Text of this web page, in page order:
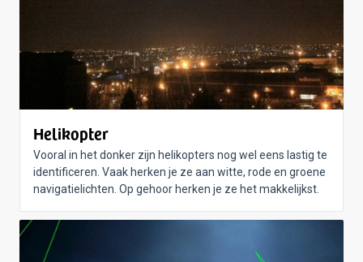
Helikopter
Vooral in het donker zijn helikopters nog wel eens lastig te
identificeren. Vaak herken je ze aan witte, rode en groene
navigatielichten. Op gehoor herken je ze het makkelijkst.